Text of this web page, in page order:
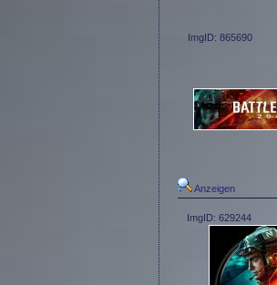
ImgID: 865690
Anzeigen
ImgID: 629244